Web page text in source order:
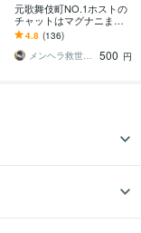
元歌舞伎町NO.1ホストの
チャットはマグナニます
【500円/14日間】あなた
の「日常」と「感情」を
サポート
4.8 (136)
メンヘラ救世主 えの
500 円